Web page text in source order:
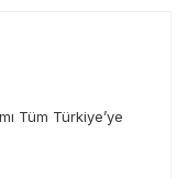
Tüm Türkiye’ye